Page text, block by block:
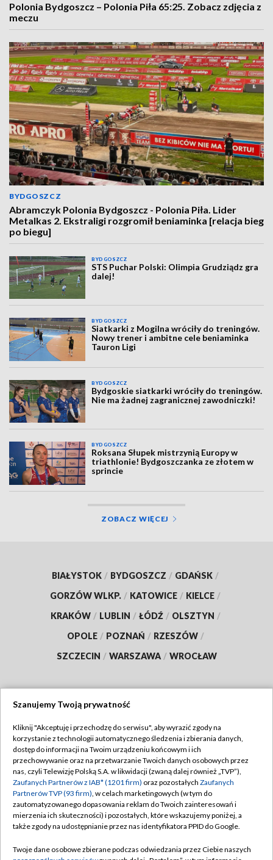
Polonia Bydgoszcz – Polonia Piła 65:25. Zobacz zdjęcia z
meczu
BYDGOSZCZ
Abramczyk Polonia Bydgoszcz - Polonia Piła. Lider
Metalkas 2. Ekstraligi rozgromił beniaminka [relacja bieg
po biegu]
BYDGOSZCZ
STS Puchar Polski: Olimpia Grudziądz gra
dalej!
BYDGOSZCZ
Siatkarki z Mogilna wróciły do treningów.
Nowy trener i ambitne cele beniaminka
Tauron Ligi
BYDGOSZCZ
Bydgoskie siatkarki wróciły do treningów.
Nie ma żadnej zagranicznej zawodniczki!
BYDGOSZCZ
Roksana Słupek mistrzynią Europy w
triathlonie! Bydgoszczanka ze złotem w
sprincie
ZOBACZ WIĘCEJ
BIAŁYSTOK / BYDGOSZCZ / GDAŃSK /
GORZÓW WLKP. / KATOWICE / KIELCE /
KRAKÓW / LUBLIN / ŁÓDŹ / OLSZTYN /
OPOLE / POZNAŃ / RZESZÓW /
SZCZECIN / WARSZAWA / WROCŁAW
TVP
Abonament TVP
Emisja w TVP
Centrum informacji TVP
Naziemna Telewizja Cyfrowa
Regulamin TVP
Polityka prywatności
Moje zgody
Pomoc
Szanujemy Twoją prywatność
Kliknij "Akceptuję i przechodzę do serwisu", aby wyrazić zgody na
korzystanie z technologii automatycznego śledzenia i zbierania danych,
dostęp do informacji na Twoim urządzeniu końcowym i ich
przechowywanie oraz na przetwarzanie Twoich danych osobowych przez
nas, czyli Telewizję Polską S.A. w likwidacji (zwaną dalej również „TVP”),
Zaufanych Partnerów z IAB* (1201 firm) oraz pozostałych Zaufanych
Partnerów TVP (93 firm), w celach marketingowych (w tym do
zautomatyzowanego dopasowania reklam do Twoich zainteresowań i
mierzenia ich skuteczności) i pozostałych, które wskazujemy poniżej, a
także zgody na udostępnianie przez nas identyfikatora PPID do Google.
Twoje dane osobowe zbierane podczas odwiedzania przez Ciebie naszych